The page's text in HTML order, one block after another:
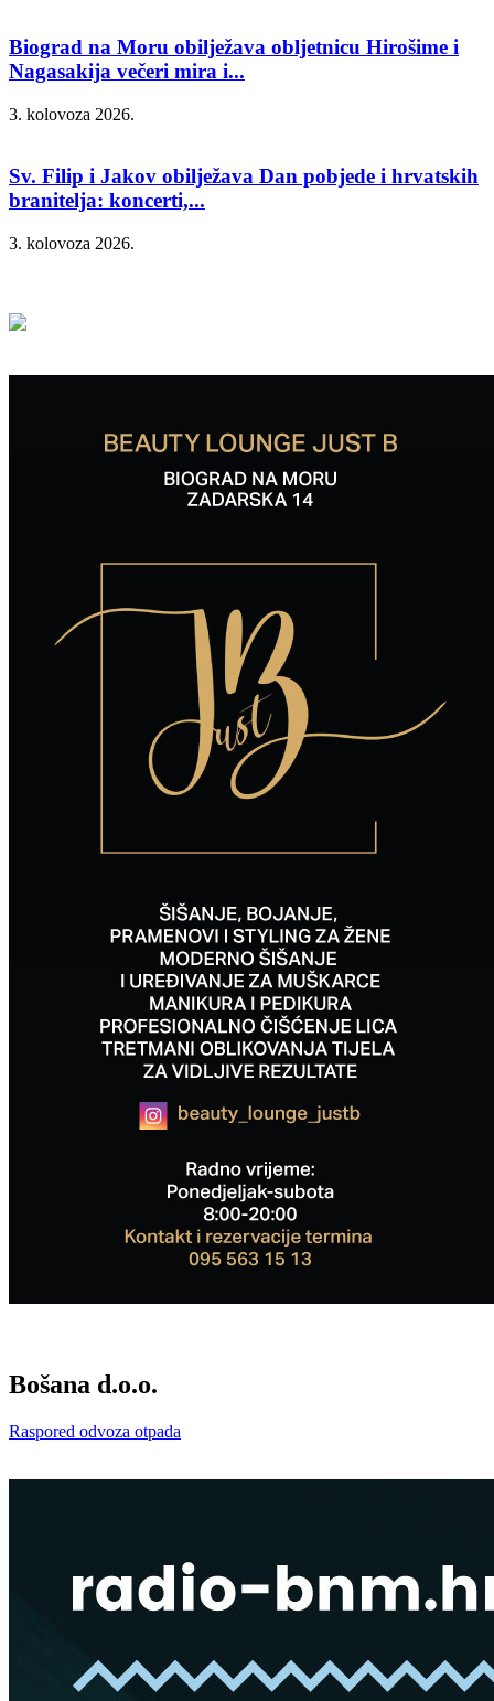
Biograd na Moru obilježava obljetnicu Hirošime i
Nagasakija večeri mira i...
3. kolovoza 2026.
Sv. Filip i Jakov obilježava Dan pobjede i hrvatskih
branitelja: koncerti,...
3. kolovoza 2026.
Bošana d.o.o.
Raspored odvoza otpada